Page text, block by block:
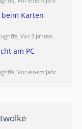
beim Karten
Vor 3 Jahren
am PC
Vor einem Jahr